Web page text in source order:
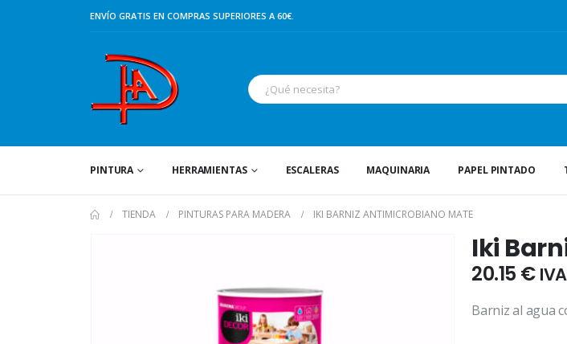
ENVÍO GRATIS EN COMPRAS SUPERIORES A 60€.
PINTURA HERRAMIENTAS ESCALERAS MAQUINARIA PAPEL PINTADO
TIENDA PINTURAS PARA MADERA IKI BARNIZ ANTIMICROBIANO MATE
Iki
20.15 €
Barniz al agua